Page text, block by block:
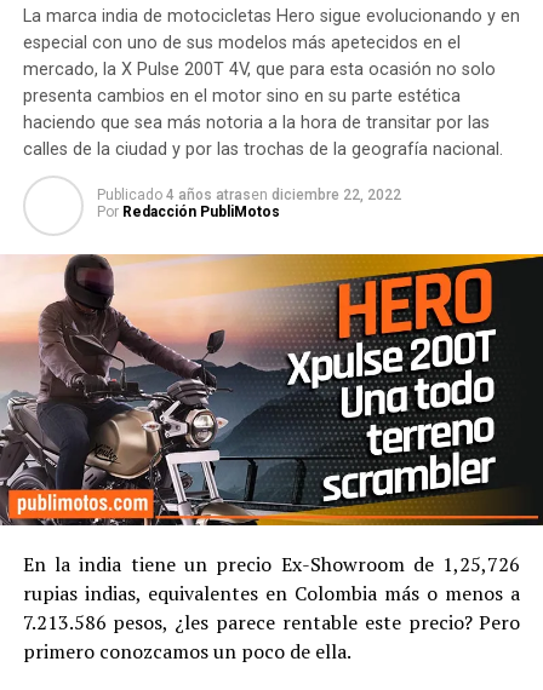
La marca india de motocicletas Hero sigue evolucionando y en
especial con uno de sus modelos más apetecidos en el
mercado, la X Pulse 200T 4V, que para esta ocasión no solo
presenta cambios en el motor sino en su parte estética
haciendo que sea más notoria a la hora de transitar por las
calles de la ciudad y por las trochas de la geografía nacional.
Publicado 4 años atrasen diciembre 22, 2022
Por Redacción PubliMotos
En la india tiene un precio Ex-Showroom de 1,25,726
rupias indias, equivalentes en Colombia más o menos a
7.213.586 pesos, ¿les parece rentable este precio? Pero
primero conozcamos un poco de ella.